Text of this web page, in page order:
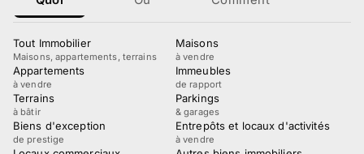
Tout Immobilier
Maisons, appartements, terrains
Maisons
à vendre
Appartements
à vendre
Immeubles
de rapport
Terrains
à bâtir
Parkings
& garages
Biens d'exception
de prestige
Entrepôts et locaux d'activités
à vendre